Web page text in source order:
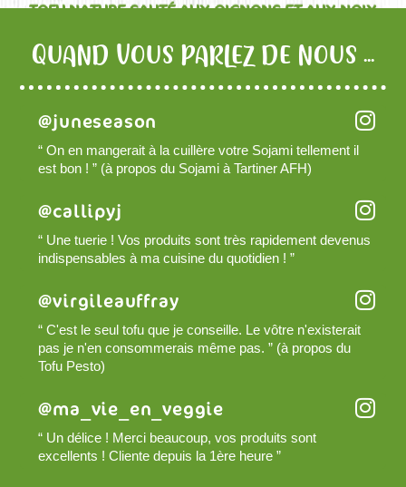
TOFU NATURE SAUTÉ AUX OIGNONS ET AUX NOIX
QUAND VOUS PARLEZ DE NOUS ...
@juneseason
“ On en mangerait à la cuillère votre Sojami tellement il
est bon ! ” (à propos du Sojami à Tartiner AFH)
@callipyj
“ Une tuerie ! Vos produits sont très rapidement devenus
indispensables à ma cuisine du quotidien ! ”
@virgileauffray
“ C'est le seul tofu que je conseille. Le vôtre n'existerait
pas je n'en consommerais même pas. ” (à propos du
Tofu Pesto)
@ma_vie_en_veggie
“ Un délice ! Merci beaucoup, vos produits sont
excellents ! Cliente depuis la 1ère heure ”